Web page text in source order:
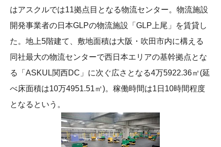
はアスクルでは11拠点目となる物流センター。物流施設
開発事業者の日本GLPの物流施設「GLP上尾」を賃貸し
た。地上5階建て、敷地面積は大阪・吹田市内に構える
同社最大の物流センターで西日本エリアの基幹拠点とな
る「ASKUL関西DC」に次ぐ広さとなる4万5922.36㎡(延
べ床面積は10万4951.51㎡)。稼働時間は1日10時間程度
となるという。